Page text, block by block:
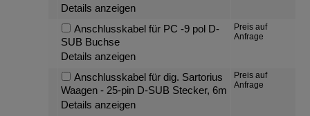
Details anzeigen
Anschlusskabel für PC -9 pol D-
SUB Buchse
Details anzeigen
Preis auf
Anfrage
Anschlusskabel für dig. Sartorius
Waagen - 25-pin D-SUB Stecker, 6m
Details anzeigen
Preis auf
Anfrage